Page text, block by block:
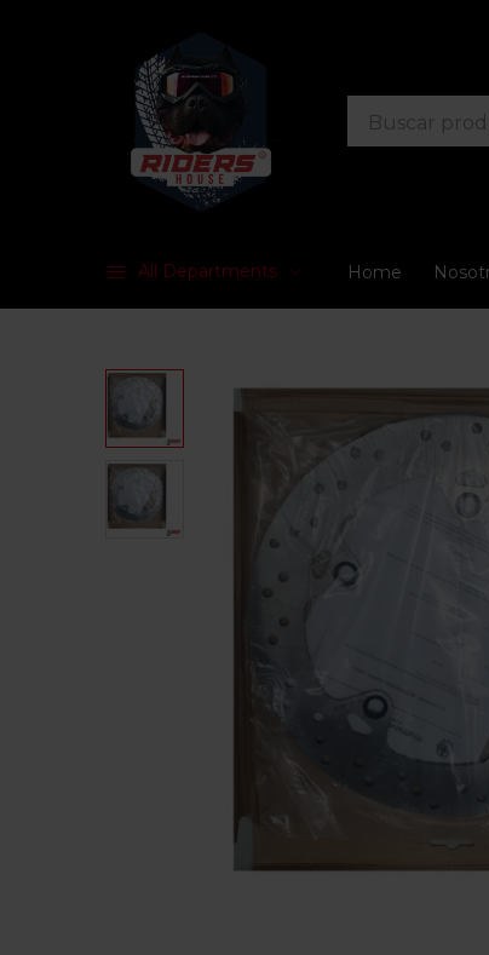
All Departments Home